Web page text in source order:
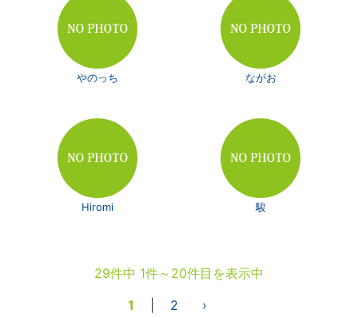
やのっち ながお
Hiromi 駿
29件中 1件～20件目を表示中
1
2 ›